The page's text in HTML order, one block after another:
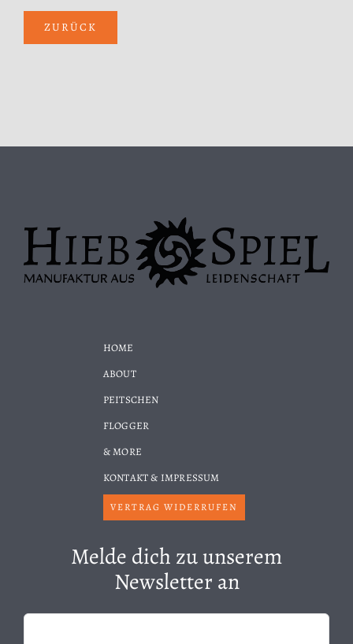
ZURÜCK
HOME
ABOUT
PEITSCHEN
FLOGGER
& MORE
KONTAKT & IMPRESSUM
VERTRAG WIDERRUFEN
Melde dich zu unserem
Newsletter an